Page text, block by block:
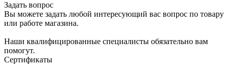
Задать вопрос
Вы можете задать любой интересующий вас вопрос по товару
или работе магазина.
Наши квалифицированные специалисты обязательно вам
помогут.
Сертификаты